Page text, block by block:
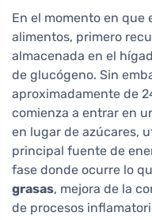
En el momento en que
alimentos, primero
almacenada en el
de glucógeno. Sin
aproximadamente de
comienza a entrar en
en lugar de azúcares,
principal fuente de
fase donde ocurre lo
grasas, mejora de la
de procesos